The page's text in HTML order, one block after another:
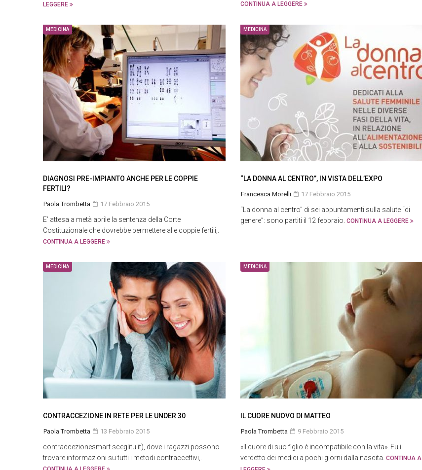
LEGGERE
CONTINUA A LEGGERE
MEDICINA
DIAGNOSI PRE-IMPIANTO ANCHE PER LE COPPIE
FERTILI?
Paola Trombetta 17 Febbraio 2015
E’ attesa a metà aprile la sentenza della Corte
Costituzionale che dovrebbe permettere alle coppie fertili,.
CONTINUA A LEGGERE
MEDICINA
“LA DONNA AL CENTRO”, IN VISTA DELL’EXPO
Francesca Morelli 17 Febbraio 2015
“La donna al centro” di sei appuntamenti sulla salute “di
genere”: sono partiti il 12 febbraio. CONTINUA A LEGGERE
MEDICINA
CONTRACCEZIONE IN RETE PER LE UNDER 30
Paola Trombetta 13 Febbraio 2015
contraccezionesmart.sceglitu.it), dove i ragazzi possono
trovare informazioni su tutti i metodi contraccettivi,.
MEDICINA
IL CUORE NUOVO DI MATTEO
Paola Trombetta 9 Febbraio 2015
«Il cuore di suo figlio è incompatibile con la vita». Fu il
verdetto dei medici a pochi giorni dalla nascita. CONTINUA A